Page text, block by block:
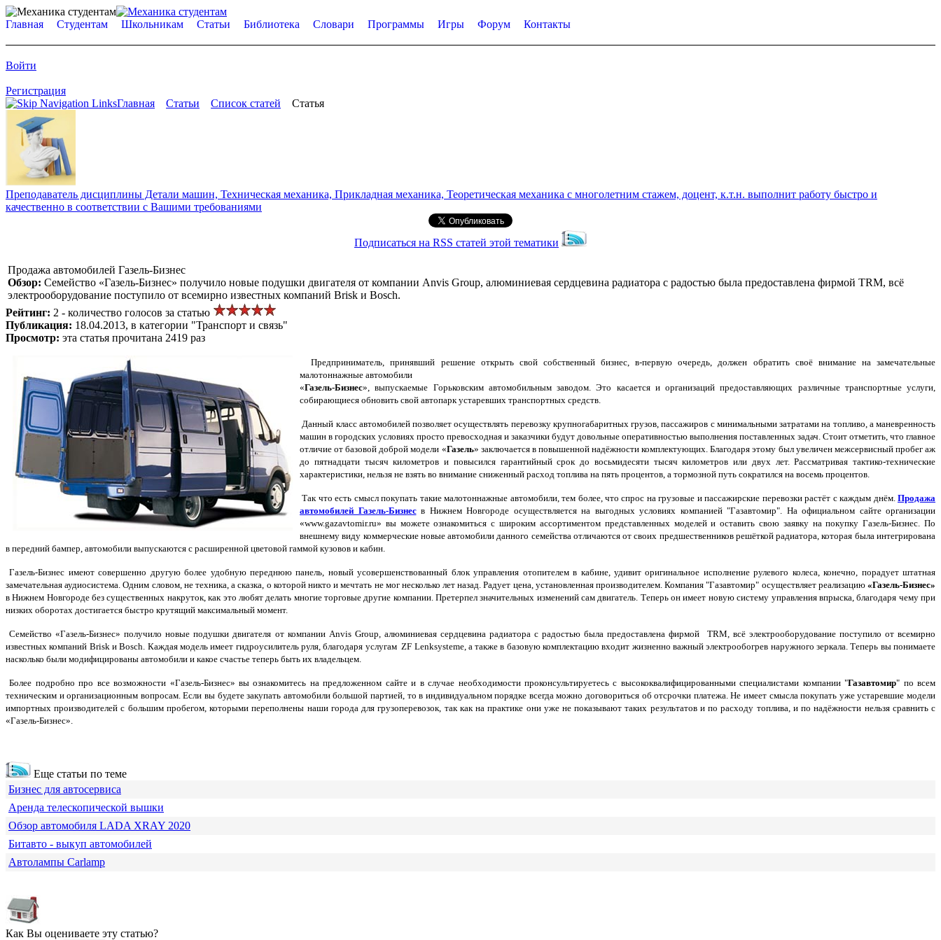
Главная Студентам Школьникам Статьи Библиотека Словари Программы Игры Форум Контакты
Войти
Регистрация
Главная
Статьи Список статей Статья
Преподаватель дисциплины Детали машин, Техническая механика, Прикладная механика, Теоретическая механика с многолетним стажем, доцент, к.т.н. выполнит работу быстро и
качественно в соответствии с Вашими требованиями
Подписаться на RSS статей этой тематики
Продажа автомобилей Газель-Бизнес
Обзор: Семейство «Газель-Бизнес» получило новые подушки двигателя от компании Anvis Group, алюминиевая сердцевина радиатора с радостью была предоставлена фирмой TRM, всё
электрооборудование поступило от всемирно известных компаний Brisk и Bosch.
Рейтинг: 2 - количество голосов за статью
Публикация: 18.04.2013, в категории "Транспорт и связь"
Просмотр: эта статья прочитана 2419 раз
Предприниматель, принявший решение открыть свой собственный бизнес, в-первую очередь, должен обратить своё внимание на замечательные
малотоннажные автомобили
«Газель-Бизнес», выпускаемые Горьковским автомобильным заводом. Это касается и организаций предоставляющих различные транспортные услуги,
собирающиеся обновить свой автопарк устаревших транспортных средств.
Данный класс автомобилей позволяет осуществлять перевозку крупногабаритных грузов, пассажиров с минимальными затратами на топливо, а маневренность
машин в городских условиях просто превосходная и заказчики будут довольные оперативностью выполнения поставленных задач. Стоит отметить, что главное
отличие от базовой доброй модели «Газель» заключается в повышенной надёжности комплектующих. Благодаря этому был увеличен межсервисный пробег аж
до пятнадцати тысяч километров и повысился гарантийный срок до восьмидесяти тысяч километров или двух лет. Рассматривая тактико-технические
характеристики, нельзя не взять во внимание сниженный расход топлива на пять процентов, а тормозной путь сократился на восемь процентов.
Так что есть смысл покупать такие малотоннажные автомобили, тем более, что спрос на грузовые и пассажирские перевозки растёт с каждым днём. Продажа
автомобилей Газель-Бизнесв Нижнем Новгороде осуществляется на выгодных условиях компанией "Газавтомир". На официальном сайте организации
«www.gazavtomir.ru» вы можете ознакомиться с широким ассортиментом представленных моделей и оставить свою заявку на покупку Газель-Бизнес. По
внешнему виду коммерческие новые автомобили данного семейства отличаются от своих предшественников решёткой радиатора, которая была интегрирована
в передний бампер, автомобили выпускаются с расширенной цветовой гаммой кузовов и кабин.
Газель-Бизнес имеют совершенно другую более удобную переднюю панель, новый усовершенствованный блок управления отопителем в кабине, удивит оригинальное исполнение рулевого колеса, конечно, порадует штатная
замечательная аудиосистема. Одним словом, не техника, а сказка, о которой никто и мечтать не мог несколько лет назад. Радует цена, установленная производителем. Компания "Газавтомир" осуществляет реализацию «Газель-Бизнес»
в Нижнем Новгороде без существенных накруток, как это любят делать многие торговые другие компании. Претерпел значительных изменений сам двигатель. Теперь он имеет новую систему управления впрыска, благодаря чему при
низких оборотах достигается быстро крутящий максимальный момент.
Семейство «Газель-Бизнес» получило новые подушки двигателя от компании Anvis Group, алюминиевая сердцевина радиатора с радостью была предоставлена фирмой TRM, всё электрооборудование поступило от всемирно
известных компаний Brisk и Bosch. Каждая модель имеет гидроусилитель руля, благодаря услугам ZF Lenksysteme, а также в базовую комплектацию входит жизненно важный электрообогрев наружного зеркала. Теперь вы понимаете
насколько были модифицированы автомобили и какое счастье теперь быть их владельцем.
Более подробно про все возможности «Газель-Бизнес» вы ознакомитесь на предложенном сайте и в случае необходимости проконсультируетесь с высококвалифицированными специалистами компании "Газавтомир" по всем
техническим и организационным вопросам.Если вы будете закупать автомобили большой партией, то в индивидуальном порядке всегда можно договориться об отсрочки платежа. Не имеет смысла покупать уже устаревшие модели
импортных производителей с большим пробегом, которыми переполнены наши города для грузоперевозок, так как на практике они уже не показывают таких результатов и по расходу топлива, и по надёжности нельзя сравнить с
«Газель-Бизнес».
Еще статьи по теме
Бизнес для автосервиса
Аренда телескопической вышки
Обзор автомобиля LADA XRAY 2020
Битавто - выкуп автомобилей
Автолампы Carlamp
Как Вы оцениваете эту статью?